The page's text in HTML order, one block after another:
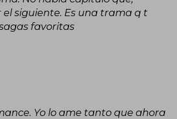
siguiente. Es una trama q t
favoritas
Yo lo ame tanto que ahora